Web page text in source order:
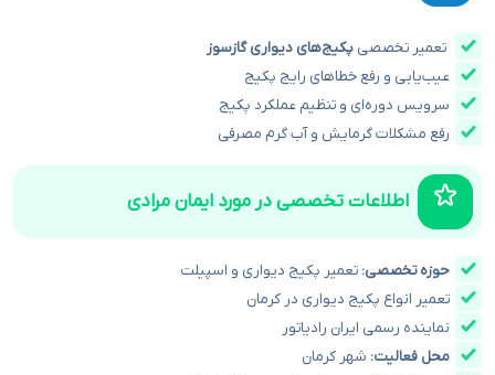
تعمیر تخصصی پکیج‌های دیواری گازسوز
عیب‌یابی و رفع خطاهای رایج پکیج
سرویس دوره‌ای و تنظیم عملکرد پکیج
رفع مشکلات گرمایش و آب گرم مصرفی
اطلاعات تخصصی در مورد ایمان مرادی
حوزه تخصصی: تعمیر پکیج دیواری و اسپیلت
تعمیر انواع پکیج دیواری در کرمان
نماینده رسمی ایران رادیاتور
محل فعالیت: شهر کرمان